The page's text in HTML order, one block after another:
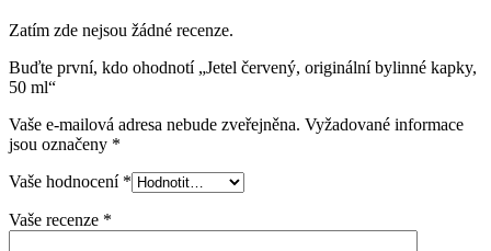
Zatím zde nejsou žádné recenze.
Buďte první, kdo ohodnotí „Jetel červený, originální bylinné kapky,
50 ml“
Vaše e-mailová adresa nebude zveřejněna. Vyžadované informace
jsou označeny *
Vaše hodnocení *
Vaše recenze *